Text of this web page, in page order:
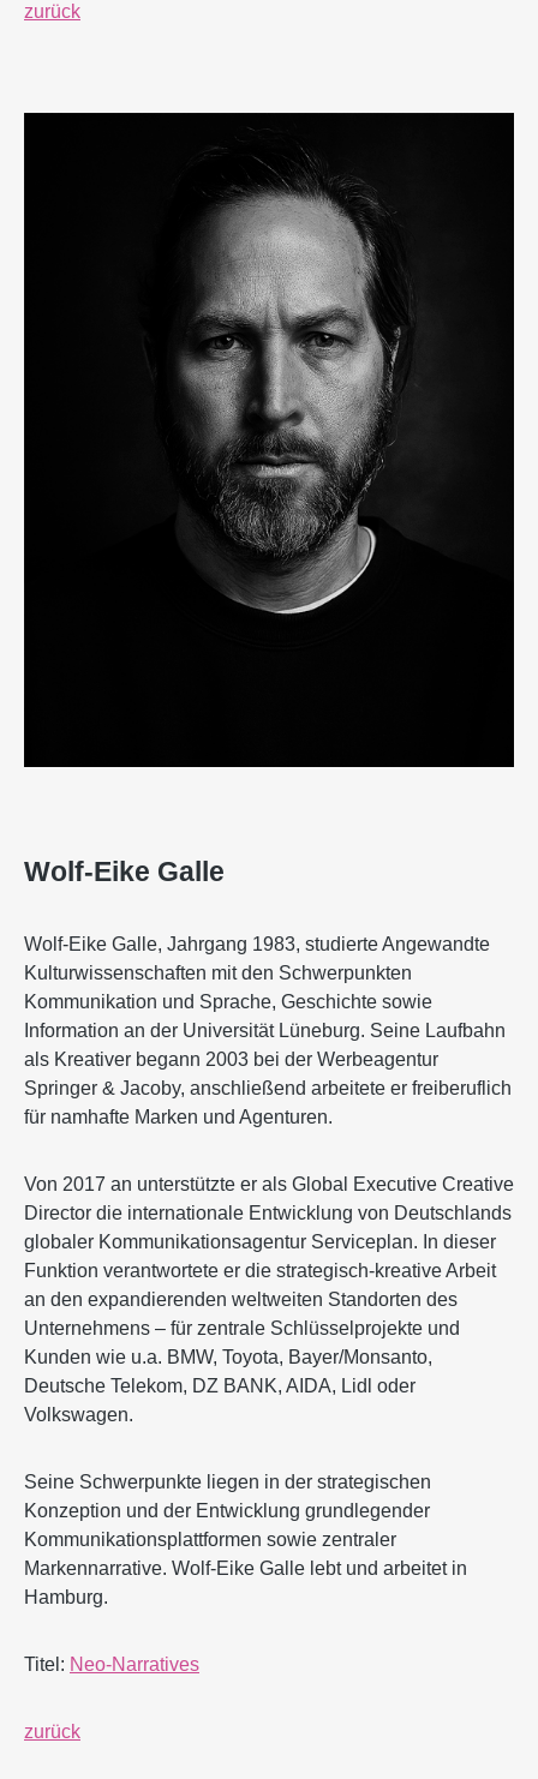
zurück
Wolf-Eike Galle
Wolf-Eike Galle, Jahrgang 1983, studierte Angewandte
Kulturwissenschaften mit den Schwerpunkten
Kommunikation und Sprache, Geschichte sowie
Information an der Universität Lüneburg. Seine Laufbahn
als Kreativer begann 2003 bei der Werbeagentur
Springer & Jacoby, anschließend arbeitete er freiberuflich
für namhafte Marken und Agenturen.
Von 2017 an unterstützte er als Global Executive Creative
Director die internationale Entwicklung von Deutschlands
globaler Kommunikationsagentur Serviceplan. In dieser
Funktion verantwortete er die strategisch-kreative Arbeit
an den expandierenden weltweiten Standorten des
Unternehmens – für zentrale Schlüsselprojekte und
Kunden wie u.a. BMW, Toyota, Bayer/Monsanto,
Deutsche Telekom, DZ BANK, AIDA, Lidl oder
Volkswagen.
Seine Schwerpunkte liegen in der strategischen
Konzeption und der Entwicklung grundlegender
Kommunikationsplattformen sowie zentraler
Markennarrative. Wolf-Eike Galle lebt und arbeitet in
Hamburg.
Titel: Neo-Narratives
zurück